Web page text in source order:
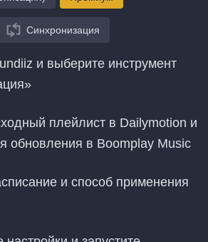
Синхронизация
и выберите инструмент
плейлист в Dailymotion и
обновления в Boomplay Music
и способ применения